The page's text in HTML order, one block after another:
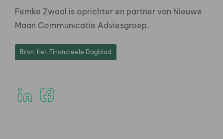
Femke Zwaal is oprichter en partner van Nieuwe
Maan Communicatie Adviesgroep.
Bron: Het Financieele Dagblad